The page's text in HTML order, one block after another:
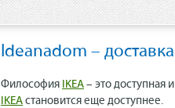
Ideanadom –
Философия IKEA – это доступная
IKEA становится еще доступнее.